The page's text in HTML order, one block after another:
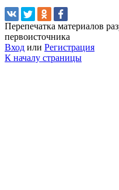
Перепечатка материалов
первоисточника
Вход или Регистрация
К началу страницы